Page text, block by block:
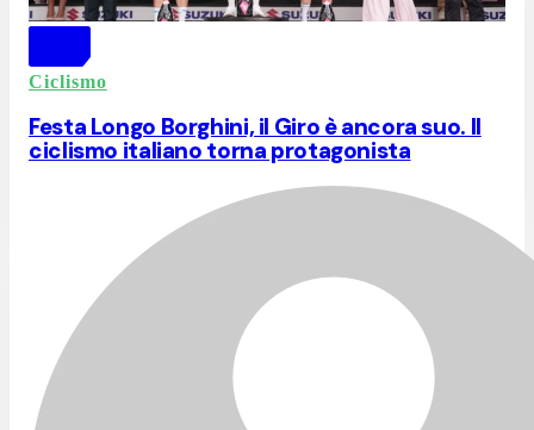
Ciclismo
Festa Longo Borghini, il Giro è ancora suo. Il
ciclismo italiano torna protagonista